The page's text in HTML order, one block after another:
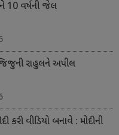
10 વર્ષની જેલ
રાહુલને અપીલ
વીડિયો બનાવે : મોદીની